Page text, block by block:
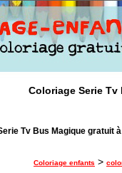
Coloriage Serie
Tv Bus Magique gratuit
Coloriage enfants >